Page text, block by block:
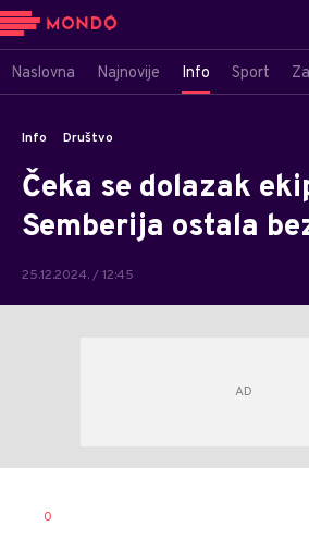
Naslovna Najnovije Info Sport
Info Društvo
Čeka se dolazak
Semberija ostala
25.12.2024. / 12:45
AUTOR
0